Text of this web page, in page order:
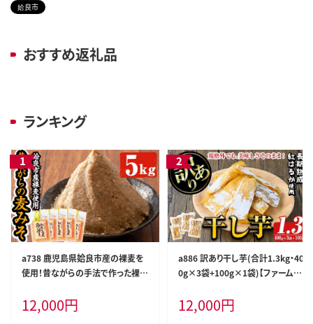
姶良市
おすすめ返礼品
ランキング
a738 鹿児島県姶良市産の裸麦を
使用！昔ながらの手法で作った裸麦
5kg(1kg×5袋)【蒲生農産加工】
12,000円
a886 訳あり干し芋(合計1.3kg・40
0g×3袋+100g×1袋)【ファーム工
熟成 紅はるか ほしいも 干しいも
干し芋 焼芋 焼き芋 着色料・保存料
12,000円